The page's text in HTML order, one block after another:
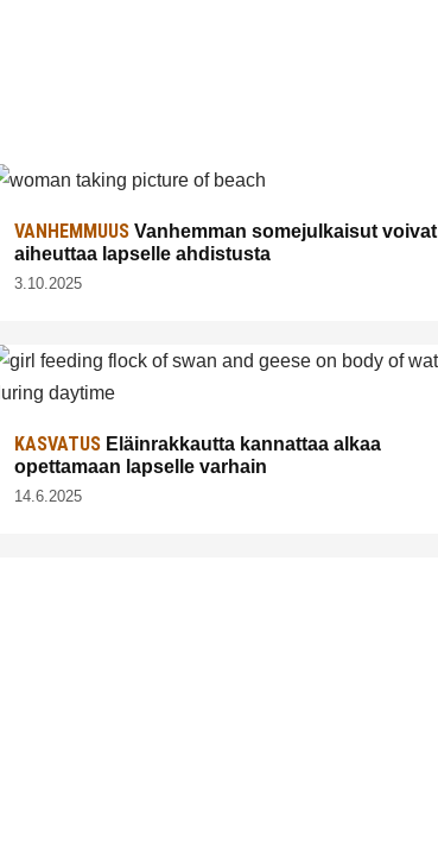
VANHEMMUUS Vanhemman somejulkaisut voivat
aiheuttaa lapselle ahdistusta
3.10.2025
KASVATUS Eläinrakkautta kannattaa alkaa
opettamaan lapselle varhain
14.6.2025